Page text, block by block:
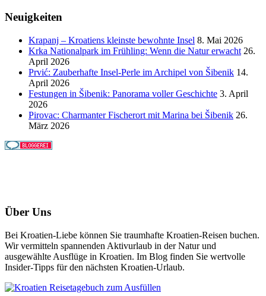
Neuigkeiten
Krapanj – Kroatiens kleinste bewohnte Insel 8. Mai 2026
Krka Nationalpark im Frühling: Wenn die Natur erwacht 26.
April 2026
Prvić: Zauberhafte Insel-Perle im Archipel von Šibenik 14.
April 2026
Festungen in Šibenik: Panorama voller Geschichte 3. April
2026
Pirovac: Charmanter Fischerort mit Marina bei Šibenik 26.
März 2026
Über Uns
Bei Kroatien-Liebe können Sie traumhafte Kroatien-Reisen buchen.
Wir vermitteln spannenden Aktivurlaub in der Natur und
ausgewählte Ausflüge in Kroatien. Im Blog finden Sie wertvolle
Insider-Tipps für den nächsten Kroatien-Urlaub.